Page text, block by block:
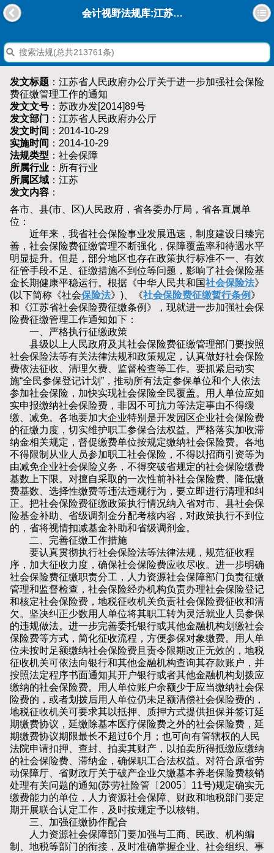
会计视野法规库:江苏省人民政府办公厅关于进一步加强社会保险费征缴管理工作的通知
发文标题 ：江苏省人民政府办公厅关于进一步加强社会保险
费征缴管理工作的通知
发文文号 ：苏政办发[2014]89号
发文部门 ：江苏省人民政府办公厅
发文时间 ：2014-10-29
实施时间 ：2014-10-29
法规类型 ：社会保障
所属行业 ：所有行业
所属区域 ：江苏
发文内容 ：
各市、县(市、区)人民政府，省各委办厅局，省各直属单
位：
近年来，我省社会保险事业发展迅速，制度建设日臻完
善，社会保险费征缴管理不断强化，保障覆盖率和待遇水平
明显提升。但是，部分地区也存在政策执行标准不一、有效
征管手段不足、征缴措施不到位等问题，影响了社会保险基
金长期健康平稳运行。根据《中华人民共和国社会保险法》
(以下简称《社会保险法》)、《社会保险费征缴暂行条例 》
和《江苏省社会保险费征缴条例》，现就进一步加强社会保
险费征缴管理工作通知如下：
一、严格执行征缴政策
县级以上人民政府及其社会保险费征缴管理部门要按照
社会保险法等有关法律法规和政策规定，认真做好社会保险
费依法征收、清理欠费、监督检查等工作。要抓紧启动实
施“全民参保登记计划”，推动所有法定参保单位和个人依法
参加社会保险，加快实现社会保险全民覆盖。用人单位应如
实申报缴纳社会保险费，非因不可抗力等法定事由不得缓
缴、减免。各地要加大企业特别是开发园区企业社会保险费
的征缴力度，切实维护职工参保合法权益。严格落实加收滞
纳金相关规定，督促缴费单位按规定缴纳社会保险费。各地
不得限制从业人员参加职工社会保险，不得以招商引资等为
由减免企业社会保险义务，不得突破省规定的社会保险缴费
基数上下限。对擅自采取的一次性前补社会保险费、降低缴
费基数、选择性缴费等违法违规行为，要立即进行清理和纠
正。把社会保险费征缴政策执行情况纳入省对市、县社会保
险基金补助、省级调剂金分配考核内容，对政策执行不到位
的，省将视情扣减基金补助和省级调剂金。
二、完善征缴工作措施
要认真贯彻执行社会保险法等法律法规，规范征收程
序，加大征收力度，确保社会保险费应收尽收。进一步明确
社会保险费征缴职责分工，人力资源社会保障部门负责征缴
管理和监督检查，社会保险经办机构负责办理社会保险登记
和核定社会保险费，地税征收机关负责社会保险费征收和清
欠。坚决纠正少数用人单位将其职工转为灵活就业人员参保
的违规做法。进一步完善委托银行或其他金融机构划缴社会
保险费等方式，简化征收流程，方便参保对象缴费。用人单
位未按时足额缴纳社会保险费且责令限期改正无效的，地税
征收机关可依法向银行和其他金融机构查询其存款账户，并
按照法定程序书面通知其开户银行或者其他金融机构划拨应
缴纳的社会保险费。用人单位账户余额少于应当缴纳社会保
险费的，或者划拨后用人单位仍未足额清偿社会保险费的，
地税征收机关可要求其以抵押、质押方式提供担保并签订延
期缴费协议，延缴除基本医疗保险费之外的社会保险费，延
期缴费协议期限最长不超过6个月；也可向有管辖权的人民
法院申请扣押、查封、拍卖其财产，以拍卖所得抵缴应缴纳
的社会保险费、滞纳金，确保职工合法权益。对符合原省劳
动保障厅、省财政厅关于破产企业欠缴基本养老保险费核销
处理有关问题的通知(苏劳社险管〔2005〕11号)规定确实无
缴费能力的单位，人力资源社会保障、财政和地税部门要定
期开展联合认定工作，及时按规定予以核销。
三、加强征缴协作配合
人力资源社会保障部门要加强与工商、民政、机构编
制、地税等部门的衔接，及时准确掌握企业、社会组织、事